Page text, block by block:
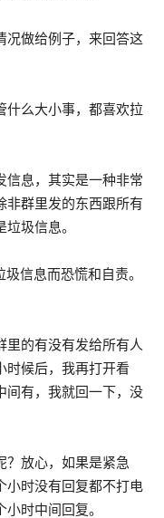
况做给例子，来回答这
什么大小事，都喜欢拉
信息，其实是一种非常
非群里发的东西跟所有
圾信息。
信息而恐慌和自责。
里的有没有发给所有人
时候后，我再打开看
间有，我就回一下，没
？放心，如果是紧急
小时没有回复都不打电
时中间回复。